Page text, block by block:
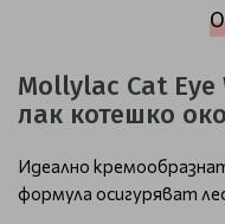
Mollylac Cat Eye
лак котешко
Идеално
формула осигуряват